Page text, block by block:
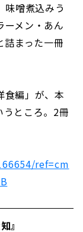
味噌煮込みう
ーメン・あん
詰まった一冊
食編」が、本
うところ。2冊
ref=cm
』